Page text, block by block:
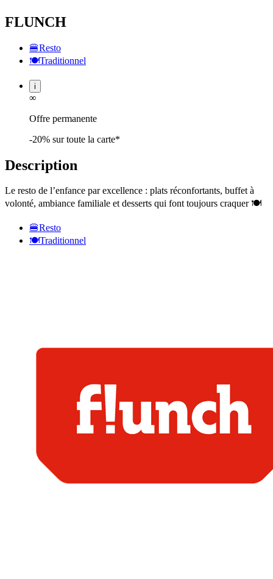
FLUNCH
🍔Resto
🍽️Traditionnel
i
∞
Offre permanente
-20% sur toute la carte*
Description
Le resto de l’enfance par excellence : plats réconfortants, buffet à
volonté, ambiance familiale et desserts qui font toujours craquer 🍽️
🍔Resto
🍽️Traditionnel